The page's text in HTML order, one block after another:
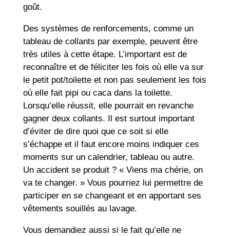
goût.
Des systèmes de renforcements, comme un
tableau de collants par exemple, peuvent être
très utiles à cette étape. L’important est de
reconnaître et de féliciter les fois où elle va sur
le petit pot/toilette et non pas seulement les fois
où elle fait pipi ou caca dans la toilette.
Lorsqu’elle réussit, elle pourrait en revanche
gagner deux collants. Il est surtout important
d’éviter de dire quoi que ce soit si elle
s’échappe et il faut encore moins indiquer ces
moments sur un calendrier, tableau ou autre.
Un accident se produit ? « Viens ma chérie, on
va te changer. » Vous pourriez lui permettre de
participer en se changeant et en apportant ses
vêtements souillés au lavage.
Vous demandiez aussi si le fait qu’elle ne